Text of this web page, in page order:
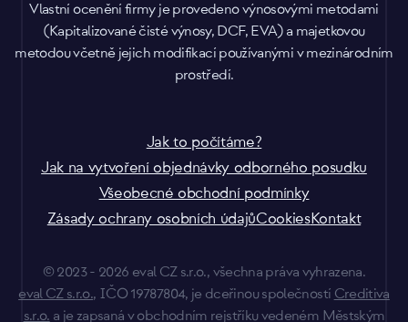
Vlastní ocenění firmy je provedeno výnosovými metodami
(Kapitalizované čisté výnosy, DCF, EVA) a majetkovou
metodou včetně jejich modifikací používanými v mezinárodním
prostředí.
Jak to počítáme?
Jak na vytvoření objednávky odborného posudku
Všeobecné obchodní podmínky
Zásady ochrany osobních údajůCookiesKontakt
© 2023 - 2026 eval CZ s.r.o., všechna práva vyhrazena.
eval CZ s.r.o., IČO 19787804, je dceřinou společností Creditiva
s.r.o. a je zapsaná v obchodním rejstříku vedeném Městským